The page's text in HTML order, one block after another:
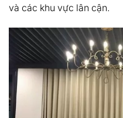
và các khu vực lân cận.